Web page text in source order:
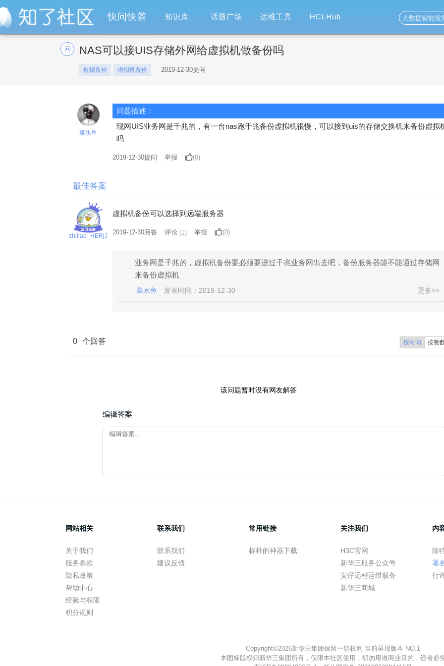
快问快答 知识库 话题广场 运维工具 HCLHub
问 NAS可以接UIS存储外网给虚拟机做备份吗
数据备份 虚拟机备份 2019-12-30提问
菜水鱼
问题描述：
现网UIS业务网是千兆的，有一台nas跑千兆备份虚拟机很慢，可以接到uis的存储交换机来备份虚拟
吗
2019-12-30提问 举报 (0)
最佳答案
zhiliao_HERjJ
虚拟机备份可以选择到远端服务器
2019-12-30回答 评论 (1 ) 举报 (0)
业务网是千兆的，虚拟机备份要必须要进过千兆业务网出去吧，备份服务器能不能通过存储网
来备份虚拟机
菜水鱼 发表时间：2019-12-30 更多>>
0 个回答 按时间 按赞
该问题暂时没有网友解答
编辑答案
网站相关
关于我们
服务条款
隐私政策
帮助中心
经验与权限
积分规则
联系我们
联系我们
建议反馈
常用链接
标杆的神器下载
关注我们
H3C官网
新华三服务公众号
安仔远程运维服务
新华三商城
内
除
署
行
Copyright©2026新华三集团保留一切权利 当前呈现版本 NO.1
本图标版权归新华三集团所有，仅限本社区使用，切勿用做商业目的，违者必